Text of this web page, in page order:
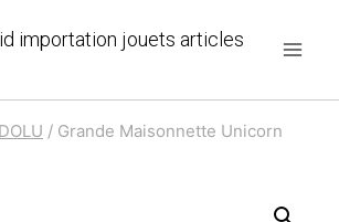
importation jouets articles
DOLU / Grande Maisonnette Unicorn